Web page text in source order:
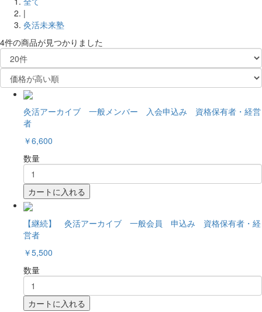
|
灸活未来塾
4件の商品が見つかりました
灸活アーカイブ 一般メンバー 入会申込み 資格保有者・経営
者
￥6,600
数量
カートに入れる
【継続】 灸活アーカイブ 一般会員 申込み 資格保有者・経
営者
￥5,500
数量
カートに入れる